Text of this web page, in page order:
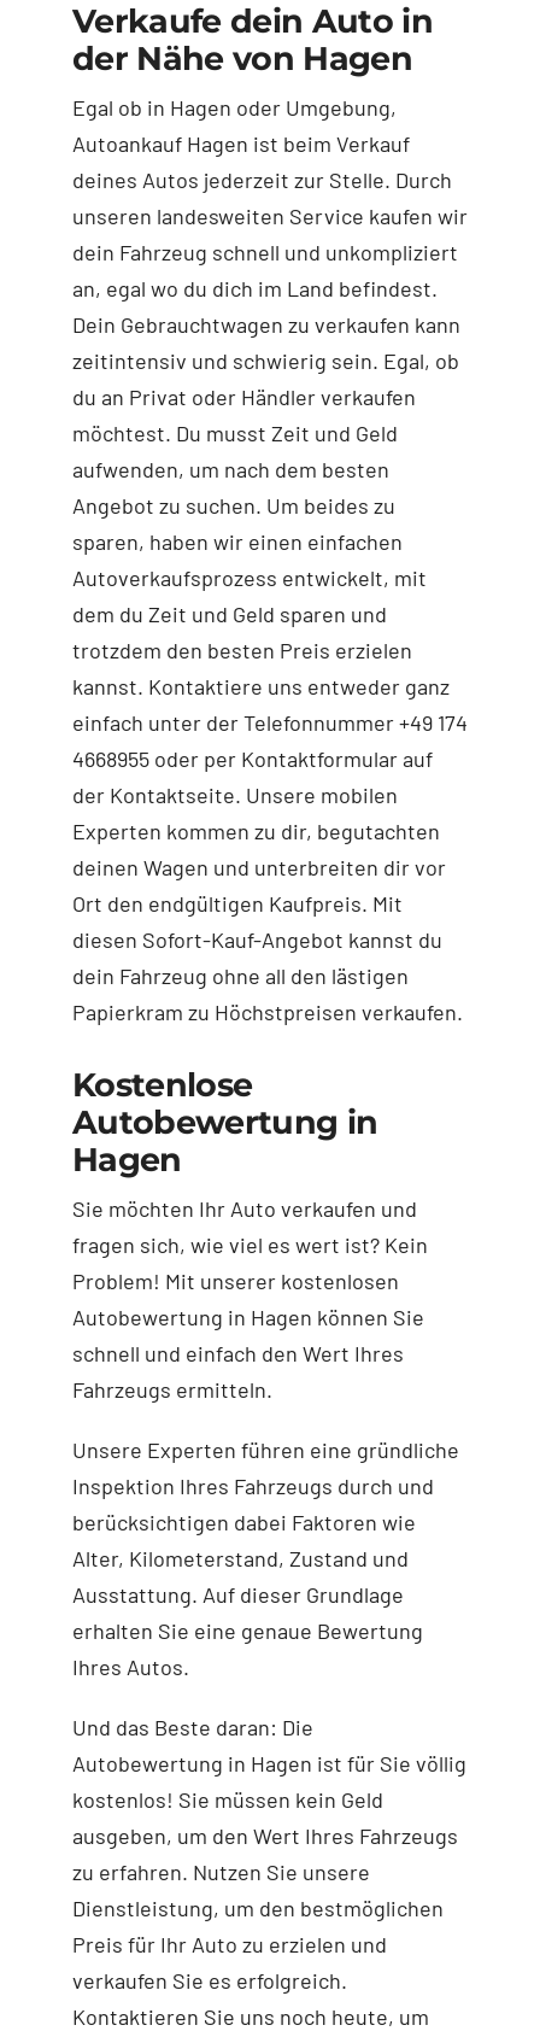
Verkaufe dein Auto in
der Nähe von Hagen
Egal ob in Hagen oder Umgebung,
Autoankauf Hagen ist beim Verkauf
deines Autos jederzeit zur Stelle. Durch
unseren landesweiten Service kaufen wir
dein Fahrzeug schnell und unkompliziert
an, egal wo du dich im Land befindest.
Dein Gebrauchtwagen zu verkaufen kann
zeitintensiv und schwierig sein. Egal, ob
du an Privat oder Händler verkaufen
möchtest. Du musst Zeit und Geld
aufwenden, um nach dem besten
Angebot zu suchen. Um beides zu
sparen, haben wir einen einfachen
Autoverkaufsprozess entwickelt, mit
dem du Zeit und Geld sparen und
trotzdem den besten Preis erzielen
kannst. Kontaktiere uns entweder ganz
einfach unter der Telefonnummer +49 174
4668955 oder per Kontaktformular auf
der Kontaktseite. Unsere mobilen
Experten kommen zu dir, begutachten
deinen Wagen und unterbreiten dir vor
Ort den endgültigen Kaufpreis. Mit
diesen Sofort-Kauf-Angebot kannst du
dein Fahrzeug ohne all den lästigen
Papierkram zu Höchstpreisen verkaufen.
Kostenlose
Autobewertung in
Hagen
Sie möchten Ihr Auto verkaufen und
fragen sich, wie viel es wert ist? Kein
Problem! Mit unserer kostenlosen
Autobewertung in Hagen können Sie
schnell und einfach den Wert Ihres
Fahrzeugs ermitteln.
Unsere Experten führen eine gründliche
Inspektion Ihres Fahrzeugs durch und
berücksichtigen dabei Faktoren wie
Alter, Kilometerstand, Zustand und
Ausstattung. Auf dieser Grundlage
erhalten Sie eine genaue Bewertung
Ihres Autos.
Und das Beste daran: Die
Autobewertung in Hagen ist für Sie völlig
kostenlos! Sie müssen kein Geld
ausgeben, um den Wert Ihres Fahrzeugs
zu erfahren. Nutzen Sie unsere
Dienstleistung, um den bestmöglichen
Preis für Ihr Auto zu erzielen und
verkaufen Sie es erfolgreich.
Kontaktieren Sie uns noch heute, um